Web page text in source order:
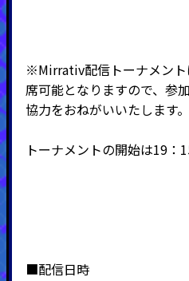
※Mirrativ配信トーナメン
席可能となりますので、参
協力をおねがいいたします。
トーナメントの開始は19：
■配信日時